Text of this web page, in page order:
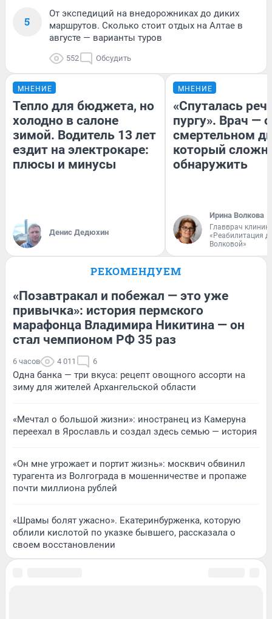
5
От экспедиций на внедорожниках до диких
маршрутов. Сколько стоит отдых на Алтае в
августе — варианты туров
552 Обсудить
МНЕНИЕ
Тепло для бюджета, но
холодно в салоне
зимой. Водитель 13 лет
ездит на электрокаре:
плюсы и минусы
Денис Дедюхин
МНЕНИЕ
«Спуталась
пургу». Врач — о
смертельном
который
обнаружить
Ирина Волкова
Главврач
«Реабилитация
Волковой»
РЕКОМЕНДУЕМ
«Позавтракал и побежал — это уже
привычка»: история пермского
марафонца Владимира Никитина — он
стал чемпионом РФ 35 раз
6 часов 4 011 6
Одна банка — три вкуса: рецепт овощного ассорти на
зиму для жителей Архангельской области
«Мечтал о большой жизни»: иностранец из Камеруна
переехал в Ярославль и создал здесь семью — история
«Он мне угрожает и портит жизнь»: москвич обвинил
турагента из Волгограда в мошенничестве и пропаже
почти миллиона рублей
«Шрамы болят ужасно». Екатеринбурженка, которую
облили кислотой по указке бывшего, рассказала о
своем восстановлении